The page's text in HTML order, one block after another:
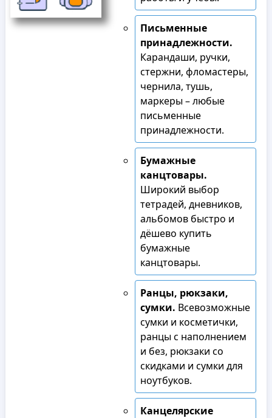
Письменные
принадлежности.
Карандаши, ручки,
стержни, фломастеры,
чернила, тушь,
маркеры – любые
письменные
принадлежности.
Бумажные
канцтовары.
Широкий выбор
тетрадей, дневников,
альбомов быстро и
дёшево купить
бумажные
канцтовары.
Ранцы, рюкзаки,
сумки. Всевозможные
сумки и косметички,
ранцы с наполнением
и без, рюкзаки со
скидками и сумки для
ноутбуков.
Канцелярские